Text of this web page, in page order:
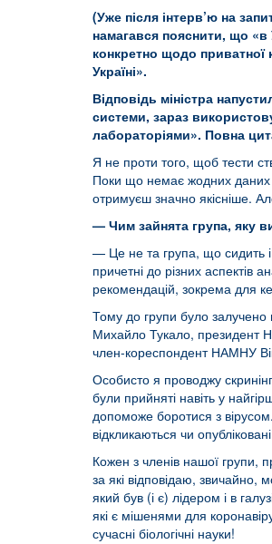
(Уже після інтерв’ю на
намагався пояснити, що «в
конкретно щодо приватної
Україні».
Відповідь міністра
системи, зараз
лабораторіями». Повна
Я не проти того, щоб тести
Поки що немає жодних даних
отримуєш значно якісніше.
— Чим зайнята група, яку
— Це не та група, що сидить і
причетні до різних аспектів
рекомендацій, зокрема для
Тому до групи було залучено
Михайло Тукало, президент
член-кореспондент НАМНУ
Особисто я проводжу
були прийняті навіть у
допоможе боротися з
відкликаються чи
Кожен з членів нашої групи,
за які відповідаю,
який був (і є) лідером і в
які є мішенями для
сучасні біологічні науки!